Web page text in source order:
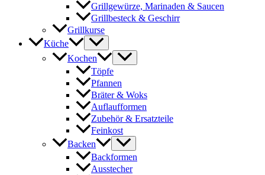
Grillgewürze, Marinaden & Saucen
Grillbesteck & Geschirr
Grillkurse
Küche
Kochen
Töpfe
Pfannen
Bräter & Woks
Auflaufformen
Zubehör & Ersatzteile
Feinkost
Backen
Backformen
Ausstecher